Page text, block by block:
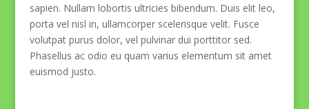
sapien. Nullam lobortis ultricies bibendum. Duis elit leo,
porta vel nisl in, ullamcorper scelerisque velit. Fusce
volutpat purus dolor, vel pulvinar dui porttitor sed.
Phasellus ac odio eu quam varius elementum sit amet
euismod justo.